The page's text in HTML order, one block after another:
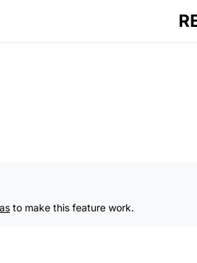
to make this feature work.